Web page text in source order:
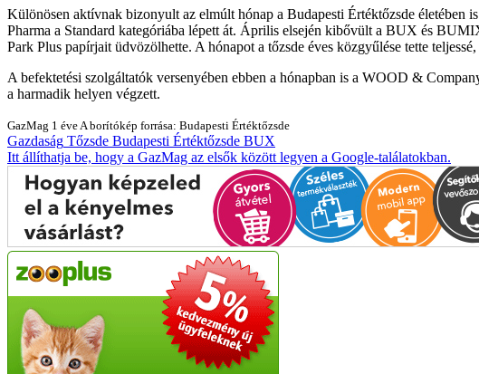
Különösen aktívnak bizonyult az elmúlt hónap a Budapesti Értéktőzsde
Pharma a Standard kategóriába lépett át. Április elsején kibővült a BUX és
Park Plus papírjait üdvözölhette. A hónapot a tőzsde éves közgyűlése tette
A befektetési szolgáltatók versenyében ebben a hónapban is a WOOD &
a harmadik helyen végzett.
GazMag 1 éve A borítókép forrása: Budapesti Értéktőzsde
Gazdaság Tőzsde Budapesti Értéktőzsde BUX
Itt állíthatja be, hogy a GazMag az elsők között legyen a Google-találatokban.